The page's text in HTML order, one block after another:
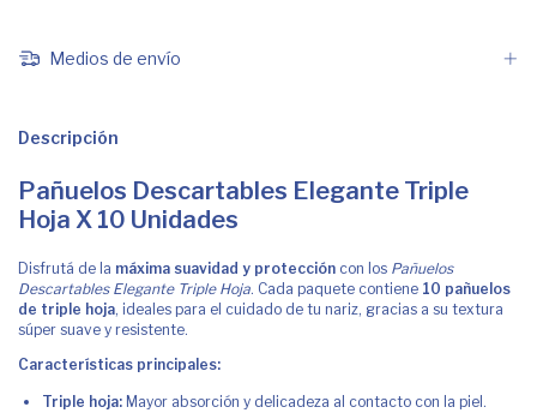
Medios de envío
Descripción
Pañuelos Descartables Elegante Triple
Hoja X 10 Unidades
Disfrutá de la máxima suavidad y protección con los Pañuelos
Descartables Elegante Triple Hoja. Cada paquete contiene 10 pañuelos
de triple hoja, ideales para el cuidado de tu nariz, gracias a su textura
súper suave y resistente.
Características principales:
Triple hoja: Mayor absorción y delicadeza al contacto con la piel.